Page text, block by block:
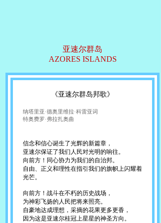
亚速尔群岛
AZORES ISLANDS
《亚速尔群岛邦歌》
纳塔里亚·德奥里维拉·科雷亚词
特奥费罗·弗拉扎奥曲
信念和信心诞生了光辉的新篇章，
亚速尔保证了我们人民对光明的响往。
向前方！同心协力为我们的自治邦。
自由、正义和理性在指引我们的旗帜上闪耀着
光芒。
向前方！战斗在不朽的历史战场，
为神彩飞扬的人民把将来照亮。
自豪地达成理想，采摘的花果更多更香，
因为这是亚速尔桂冠上星星的神圣方向。